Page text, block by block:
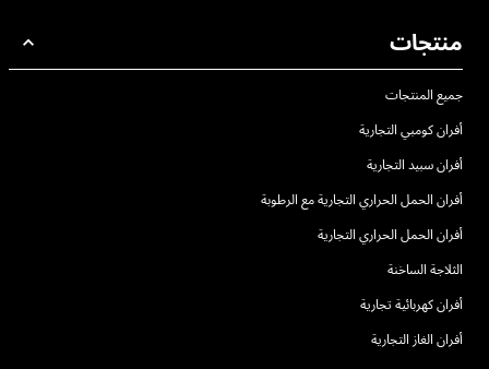
منتجات
جميع المنتجات
أفران كومبي التجارية
أفران سبيد التجارية
أفران الحمل الحراري التجارية مع الرطوبة
أفران الحمل الحراري التجارية
الثلاجة الساخنة
أفران كهربائية تجارية
أفران الغاز التجارية